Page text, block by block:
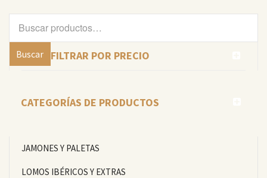
por:
Buscar
FILTRAR POR PRECIO
CATEGORÍAS DE PRODUCTOS
JAMONES Y PALETAS
LOMOS IBÉRICOS Y EXTRAS